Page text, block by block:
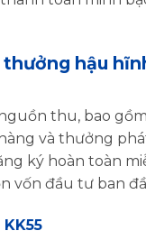
hậu
thu, bao
và thưởng
ký hoàn toàn
vốn đầu tư ban